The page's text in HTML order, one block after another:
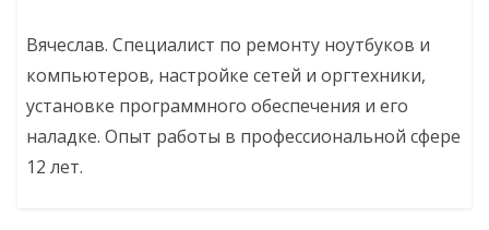
Вячеслав. Специалист по ремонту ноутбуков и
компьютеров, настройке сетей и оргтехники,
установке программного обеспечения и его
наладке. Опыт работы в профессиональной сфере
12 лет.